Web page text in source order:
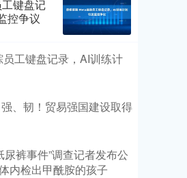
键盘记
控争议
工键盘记录，AI训练计
、韧！贸易强国建设取得
尿裤事件”调查记者发布公
内检出甲酰胺的孩子